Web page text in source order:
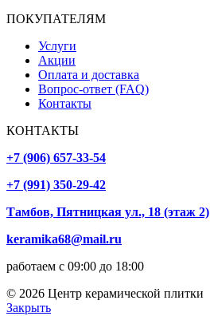
ПОКУПАТЕЛЯМ
Услуги
Акции
Оплата и доставка
Вопрос-ответ (FAQ)
Контакты
КОНТАКТЫ
+7 (906) 657-33-54
+7 (991) 350-29-42
Тамбов, Пятницкая ул., 18 (этаж 2)
keramika68@mail.ru
работаем с 09:00 до 18:00
© 2026 Центр керамической плитки
Закрыть